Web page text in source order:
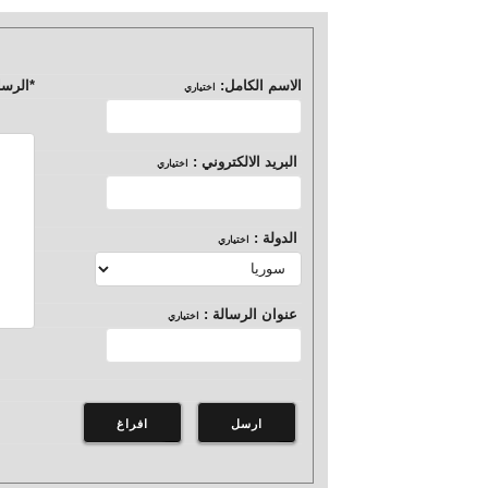
الاسم الكامل: اختياري *
البريد الالكتروني : اختياري
الدولة : اختياري
عنوان الرسالة : اختياري